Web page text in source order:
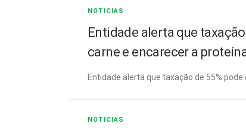
NOTICIAS
Entidade alerta que
carne e encarecer a
Entidade alerta que taxação de 55%
NOTICIAS